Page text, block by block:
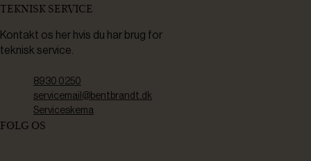
TEKNISK SERVICE
Kontakt os her hvis du har brug for
teknisk service.
8930 0250
servicemail@bentbrandt.dk
Serviceskema
FØLG OS